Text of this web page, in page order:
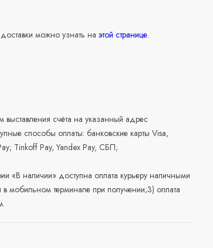
можно узнать наэтой странице.
выставления счёта на указанный адрес
способы оплаты: банковские карты Visa,
Tinkoff Pay, Yandex Pay, СБП;
«В наличии» доступна оплата курьеру наличными
в мобильном терминале при получении;3) оплата